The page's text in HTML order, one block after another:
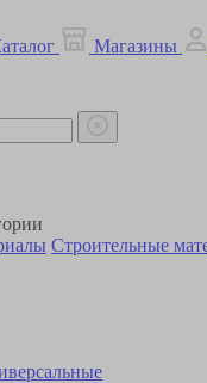
Магазины
Строительные